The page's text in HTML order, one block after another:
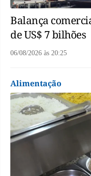
Balança
de US$ 7 bilhões
06/08/2026 às 20:25
Alimentação